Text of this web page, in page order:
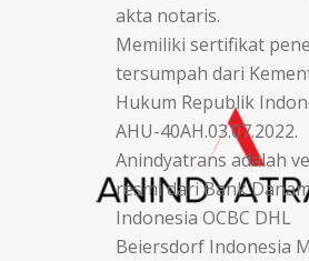
akta notaris.
Memiliki sertifikat
tersumpah dari
Hukum Republik
AHU-40AH.03.07.2022.
Anindyatrans adalah
resmi dari Bank
Indonesia OCBC DHL
Beiersdorf Indonesia